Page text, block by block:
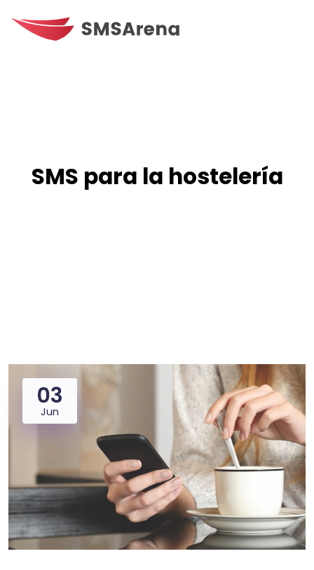
SMS para la hostelería
03
Jun